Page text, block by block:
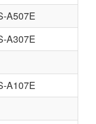
A507E
A307E
A107E